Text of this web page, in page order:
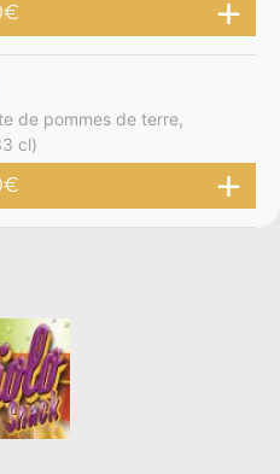
€
de pommes de terre,
cl)
€